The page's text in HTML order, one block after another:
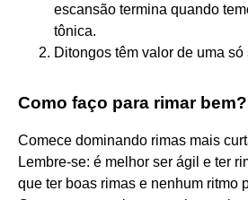
escansão termina quando
tônica.
Ditongos têm valor de uma
Como faço para rimar bem?
Comece dominando rimas mais
Lembre-se: é melhor ser ágil e ter
que ter boas rimas e nenhum ritmo